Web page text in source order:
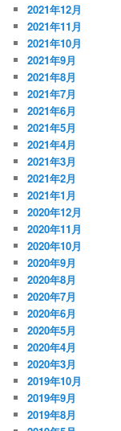
2021年12月
2021年11月
2021年10月
2021年9月
2021年8月
2021年7月
2021年6月
2021年5月
2021年4月
2021年3月
2021年2月
2021年1月
2020年12月
2020年11月
2020年10月
2020年9月
2020年8月
2020年7月
2020年6月
2020年5月
2020年4月
2020年3月
2019年10月
2019年9月
2019年8月